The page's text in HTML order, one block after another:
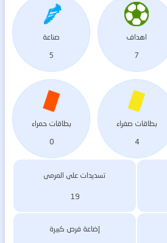
اهداف
7
صناعة
5
بطاقات صفراء
4
بطاقات حمراء
0
تسديدات على المرمى
19
إضاعة فرص كبيرة